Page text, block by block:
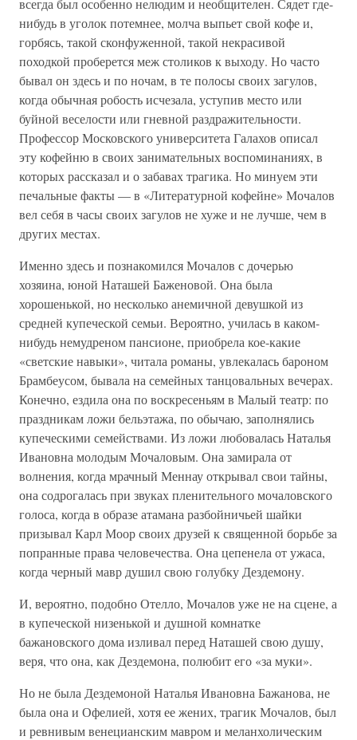
всегда был особенно нелюдим и необщителен. Сядет где-
нибудь в уголок потемнее, молча выпьет свой кофе и,
горбясь, такой сконфуженной, такой некрасивой
походкой проберется меж столиков к выходу. Но часто
бывал он здесь и по ночам, в те полосы своих загулов,
когда обычная робость исчезала, уступив место или
буйной веселости или гневной раздражительности.
Профессор Московского университета Галахов описал
эту кофейню в своих занимательных воспоминаниях, в
которых рассказал и о забавах трагика. Но минуем эти
печальные факты — в «Литературной кофейне» Мочалов
вел себя в часы своих загулов не хуже и не лучше, чем в
других местах.
Именно здесь и познакомился Мочалов с дочерью
хозяина, юной Наташей Баженовой. Она была
хорошенькой, но несколько анемичной девушкой из
средней купеческой семьи. Вероятно, училась в каком-
нибудь немудреном пансионе, приобрела кое-какие
«светские навыки», читала романы, увлекалась бароном
Брамбеусом, бывала на семейных танцовальных вечерах.
Конечно, ездила она по воскресеньям в Малый театр: по
праздникам ложи бельэтажа, по обычаю, заполнялись
купеческими семействами. Из ложи любовалась Наталья
Ивановна молодым Мочаловым. Она замирала от
волнения, когда мрачный Меннау открывал свои тайны,
она содрогалась при звуках пленительного мочаловского
голоса, когда в образе атамана разбойничьей шайки
призывал Карл Моор своих друзей к священной борьбе за
попранные права человечества. Она цепенела от ужаса,
когда черный мавр душил свою голубку Дездемону.
И, вероятно, подобно Отелло, Мочалов уже не на сцене, а
в купеческой низенькой и душной комнатке
бажановского дома изливал перед Наташей свою душу,
веря, что она, как Дездемона, полюбит его «за муки».
Но не была Дездемоной Наталья Ивановна Бажанова, не
была она и Офелией, хотя ее жених, трагик Мочалов, был
и ревнивым венецианским мавром и меланхолическим